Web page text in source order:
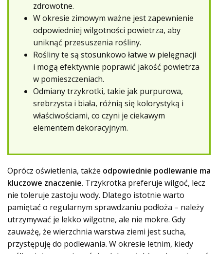
zdrowotne.
W okresie zimowym ważne jest zapewnienie
odpowiedniej wilgotności powietrza, aby
uniknąć przesuszenia rośliny.
Rośliny te są stosunkowo łatwe w pielęgnacji
i mogą efektywnie poprawić jakość powietrza
w pomieszczeniach.
Odmiany trzykrotki, takie jak purpurowa,
srebrzysta i biała, różnią się kolorystyką i
właściwościami, co czyni je ciekawym
elementem dekoracyjnym.
Oprócz oświetlenia, także odpowiednie podlewanie ma
kluczowe znaczenie. Trzykrotka preferuje wilgoć, lecz
nie toleruje zastoju wody. Dlatego istotnie warto
pamiętać o regularnym sprawdzaniu podłoża – należy
utrzymywać je lekko wilgotne, ale nie mokre. Gdy
zauważę, że wierzchnia warstwa ziemi jest sucha,
przystępuję do podlewania. W okresie letnim, kiedy